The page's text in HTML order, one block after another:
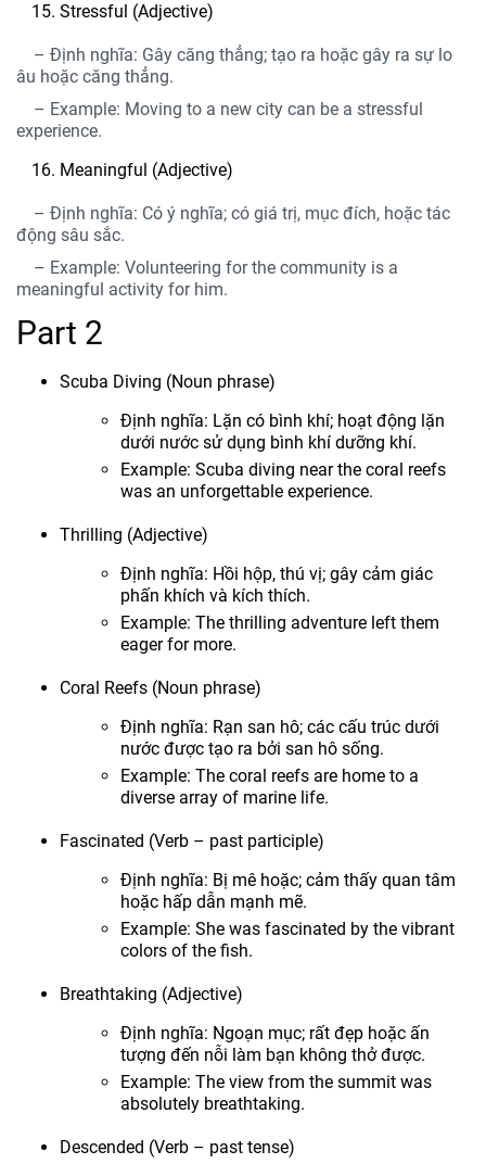
Stressful (Adjective)
– Định nghĩa: Gây căng thẳng; tạo ra hoặc gây ra sự lo
âu hoặc căng thẳng.
– Example: Moving to a new city can be a stressful
experience.
Meaningful (Adjective)
– Định nghĩa: Có ý nghĩa; có giá trị, mục đích, hoặc tác
động sâu sắc.
– Example: Volunteering for the community is a
meaningful activity for him.
Part 2
Scuba Diving (Noun phrase)
Định nghĩa: Lặn có bình khí; hoạt động lặn
dưới nước sử dụng bình khí dưỡng khí.
Example: Scuba diving near the coral reefs
was an unforgettable experience.
Thrilling (Adjective)
Định nghĩa: Hồi hộp, thú vị; gây cảm giác
phấn khích và kích thích.
Example: The thrilling adventure left them
eager for more.
Coral Reefs (Noun phrase)
Định nghĩa: Rạn san hô; các cấu trúc dưới
nước được tạo ra bởi san hô sống.
Example: The coral reefs are home to a
diverse array of marine life.
Fascinated (Verb – past participle)
Định nghĩa: Bị mê hoặc; cảm thấy quan tâm
hoặc hấp dẫn mạnh mẽ.
Example: She was fascinated by the vibrant
colors of the fish.
Breathtaking (Adjective)
Định nghĩa: Ngoạn mục; rất đẹp hoặc ấn
tượng đến nỗi làm bạn không thở được.
Example: The view from the summit was
absolutely breathtaking.
Descended (Verb – past tense)